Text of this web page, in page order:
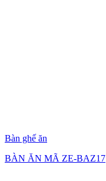
Bàn ghế ăn
BÀN ĂN MÃ ZE-BAZ17